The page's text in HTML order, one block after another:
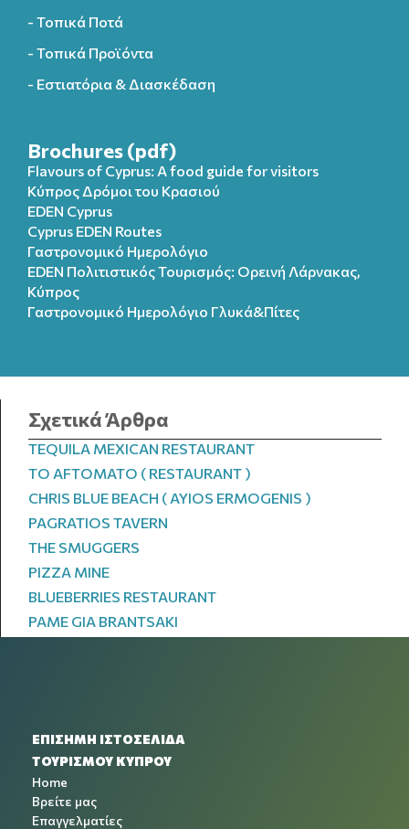
- Τοπικά Ποτά
- Τοπικά Προϊόντα
- Εστιατόρια & Διασκέδαση
Brochures (pdf)
Flavours of Cyprus: A food guide for visitors
Κύπρος Δρόμοι του Κρασιού
EDEN Cyprus
Cyprus EDEN Routes
Γαστρονομικό Ημερολόγιο
EDEN Πολιτιστικός Τουρισμός: Ορεινή Λάρνακας,
Κύπρος
Γαστρονομικό Ημερολόγιo Γλυκά&Πίτες
Σχετικά Άρθρα
TEQUILA MEXICAN RESTAURANT
TO AFTOMATO ( RESTAURANT )
CHRIS BLUE BEACH ( AYIOS ERMOGENIS )
PAGRATIOS TAVERN
THE SMUGGERS
PIZZA MINE
BLUEBERRIES RESTAURANT
PAME GIA BRANTSAKI
ΕΠΙΣΗΜΗ ΙΣΤΟΣΕΛΙΔΑ
ΤΟΥΡΙΣΜΟΥ ΚΥΠΡΟΥ
Home
Βρείτε μας
Επαγγελματίες